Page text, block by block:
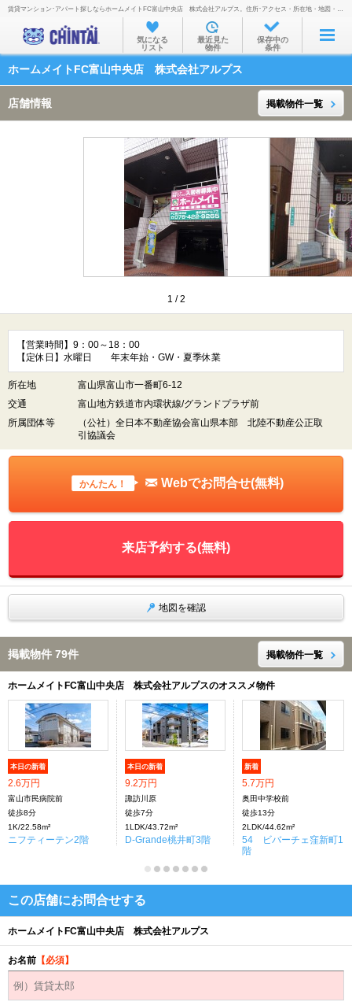
お部屋を探す
沿線・駅から
通勤通学時間から
物件特集から
不動産会社から
TOP
賃貸マンション･アパート探しならホームメイトFC富山中央店 株式会社アルプス。住所･アクセス・所在地・地図・営業時間・定休日・電話番号などを掲載。
気になる
リスト
最近見た
物件
保存中の
条件
ホームメイトFC富山中央店 株式会社アルプス
店舗情報 掲載物件一覧
1 /2
【営業時間】9：00～18：00
【定休日】水曜日 年末年始・GW・夏季休業
所在地
富山県富山市一番町6-12
交通
富山地方鉄道市内環状線/グランドプラザ前
所属団体等
（公社）全日本不動産協会富山県本部 北陸不動産公正取
引協議会
かんたん！ Webでお問合せ(無料)
来店予約する(無料)
地図を確認
掲載物件 79件 掲載物件一覧
ホームメイトFC富山中央店 株式会社アルプスのオススメ物件
本日の新着
2.6万円
富山市民病院前
徒歩8分
1K/22.58m²
ニフティーテン2階
本日の新着
9.2万円
諏訪川原
徒歩7分
1LDK/43.72m²
D-Grande桃井町3階
新着
5.7万円
奥田中学校前
徒歩13分
2LDK/44.62m²
54 ビバーチェ窪新町1
階
この店舗にお問合せする
ホームメイトFC富山中央店 株式会社アルプス
お名前 【必須】